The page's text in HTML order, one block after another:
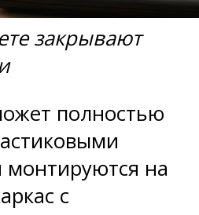
закрывают
полностью
на
с